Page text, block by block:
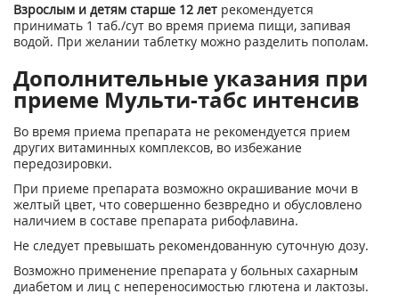
Взрослым и детям старше 12 лет рекомендуется
принимать 1 таб./сут во время приема пищи, запивая
водой. При желании таблетку можно разделить пополам.
Дополнительные указания при
приеме Мульти-табс интенсив
Во время приема препарата не рекомендуется прием
других витаминных комплексов, во избежание
передозировки.
При приеме препарата возможно окрашивание мочи в
желтый цвет, что совершенно безвредно и обусловлено
наличием в составе препарата рибофлавина.
Не следует превышать рекомендованную суточную дозу.
Возможно применение препарата у больных сахарным
диабетом и лиц с непереносимостью глютена и лактозы.